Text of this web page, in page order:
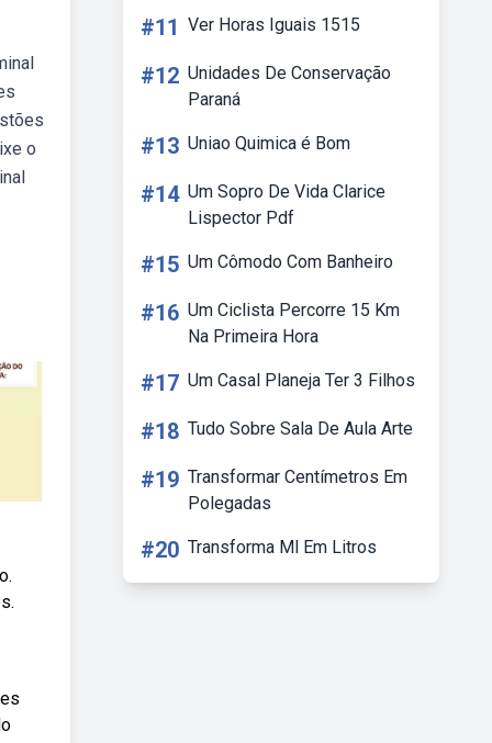
o
#11 Ver Horas Iguais 1515
#12 Unidades De Conservação
Paraná
#13 Uniao Quimica é Bom
#14 Um Sopro De Vida Clarice
Lispector Pdf
#15 Um Cômodo Com Banheiro
#16 Um Ciclista Percorre 15 Km
Na Primeira Hora
#17 Um Casal Planeja Ter 3 Filhos
#18 Tudo Sobre Sala De Aula Arte
#19 Transformar Centímetros Em
Polegadas
#20 Transforma Ml Em Litros